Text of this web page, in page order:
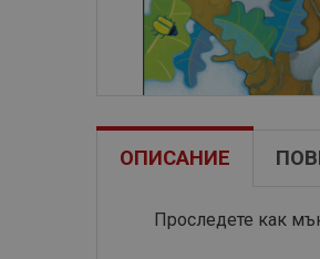
ОПИСАНИЕ
​Проследете как